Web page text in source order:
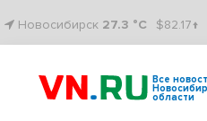
Новосибирск 27.3 °C $82.17↑
Все
области